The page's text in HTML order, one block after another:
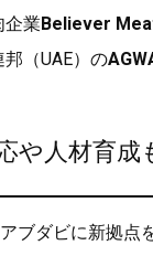
企業Believer
（UAE）の
や人材育成
ブダビに新拠点